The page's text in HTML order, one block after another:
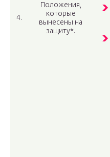
4.
Положения,
которые
вынесены на
защиту*.